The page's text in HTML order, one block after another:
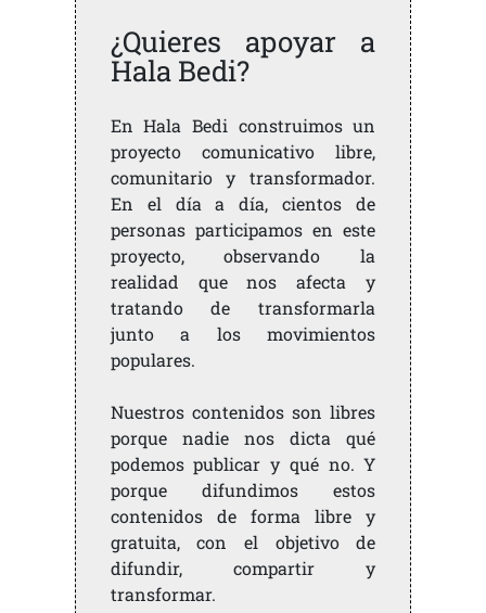
¿Quieres apoyar a
Hala Bedi?
En Hala Bedi construimos un
proyecto comunicativo libre,
comunitario y transformador.
En el día a día, cientos de
personas participamos en este
proyecto, observando la
realidad que nos afecta y
tratando de transformarla
junto a los movimientos
populares.
Nuestros contenidos son libres
porque nadie nos dicta qué
podemos publicar y qué no. Y
porque difundimos estos
contenidos de forma libre y
gratuita, con el objetivo de
difundir, compartir y
transformar.